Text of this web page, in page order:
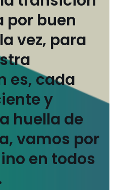
por buen
vez, para
es, cada
y
huella de
vamos por
en todos